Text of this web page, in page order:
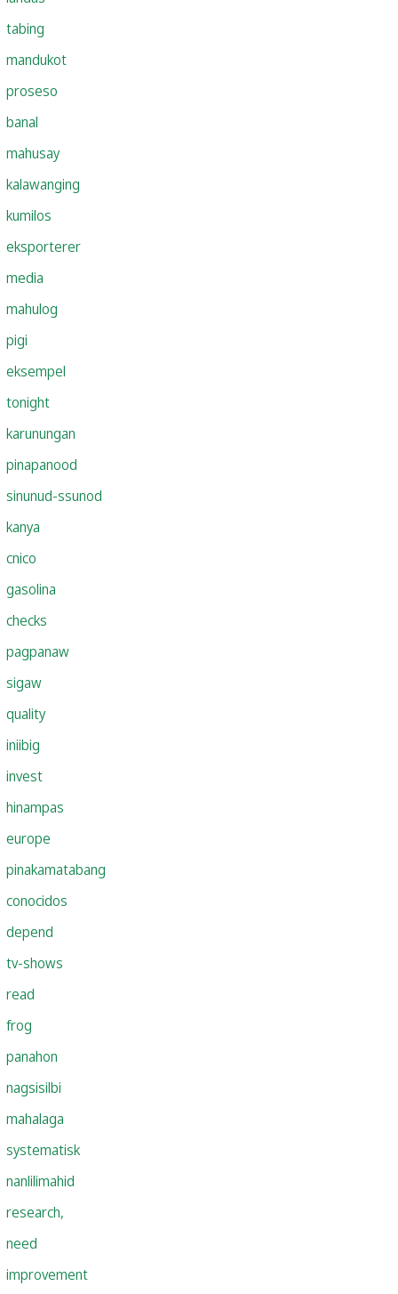
tabing
mandukot
proseso
banal
mahusay
kalawanging
kumilos
eksporterer
media
mahulog
pigi
eksempel
tonight
karunungan
pinapanood
sinunud-ssunod
kanya
cnico
gasolina
checks
pagpanaw
sigaw
quality
iniibig
invest
hinampas
europe
pinakamatabang
conocidos
depend
tv-shows
read
frog
panahon
nagsisilbi
mahalaga
systematisk
nanlilimahid
research,
need
improvement